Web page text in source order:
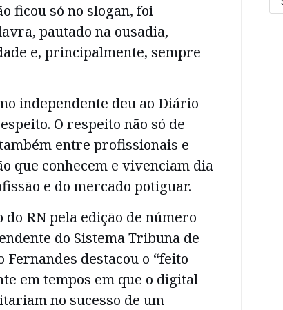
ficou só no slogan, foi
pautado na ousadia,
e, principalmente, sempre
independente deu ao Diário
O respeito não só de
entre profissionais e
que conhecem e vivenciam dia
e do mercado potiguar.
RN pela edição de número
do Sistema Tribuna de
Fernandes destacou o “feito
em tempos em que o digital
no sucesso de um